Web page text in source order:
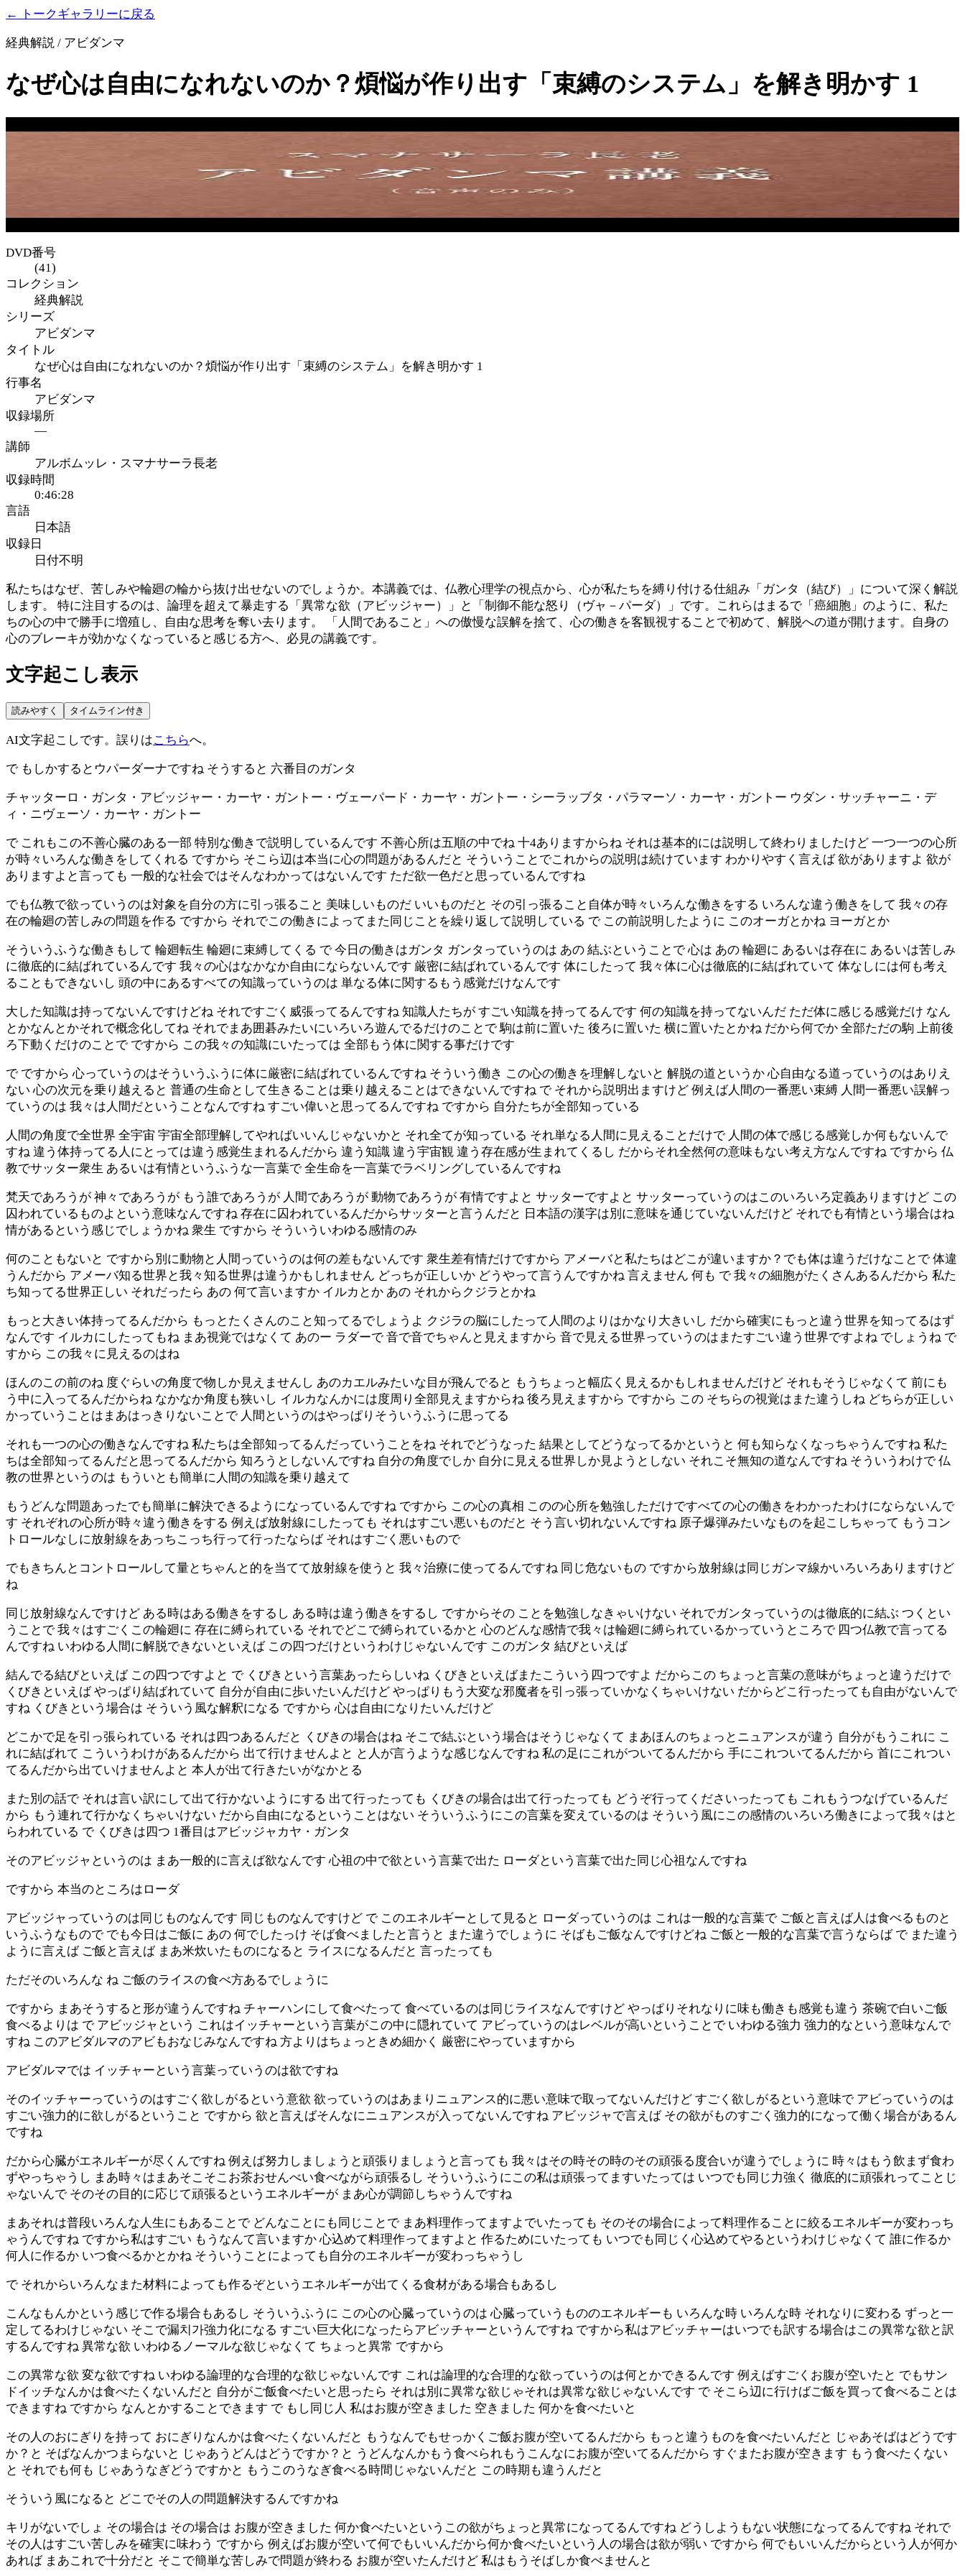
← トークギャラリーに戻る
経典解説 / アビダンマ
なぜ心は自由になれないのか？煩悩が作り出す「束縛のシステム」を解き明かす 1
DVD番号
(41)
コレクション
経典解説
シリーズ
アビダンマ
タイトル
なぜ心は自由になれないのか？煩悩が作り出す「束縛のシステム」を解き明かす 1
行事名
アビダンマ
収録場所
—
講師
アルボムッレ・スマナサーラ長老
収録時間
0:46:28
言語
日本語
収録日
日付不明
私たちはなぜ、苦しみや輪廻の輪から抜け出せないのでしょうか。本講義では、仏教心理学の視点から、心が私たちを縛り付ける仕組み「ガンタ（結び）」について深く解説
します。 特に注目するのは、論理を超えて暴走する「異常な欲（アビッジャー）」と「制御不能な怒り（ヴャ－パーダ）」です。これらはまるで「癌細胞」のように、私た
ちの心の中で勝手に増殖し、自由な思考を奪い去ります。 「人間であること」への傲慢な誤解を捨て、心の働きを客観視することで初めて、解脱への道が開けます。自身の
心のブレーキが効かなくなっていると感じる方へ、必見の講義です。
文字起こし表示
読みやすく タイムライン付き
AI文字起こしです。誤りはこちらへ。
で もしかするとウパーダーナですね そうすると 六番目のガンタ
チャッターロ・ガンタ・アビッジャー・カーヤ・ガントー・ヴェーパード・カーヤ・ガントー・シーラッブタ・パラマーソ・カーヤ・ガントー ウダン・サッチャーニ・デ
ィ・ニヴェーソ・カーヤ・ガントー
で これもこの不善心臓のある一部 特別な働きで説明しているんです 不善心所は五順の中でね 十4ありますからね それは基本的には説明して終わりましたけど 一つ一つの心所
が時々いろんな働きをしてくれる ですから そこら辺は本当に心の問題があるんだと そういうことでこれからの説明は続けています わかりやすく言えば 欲がありますよ 欲が
ありますよと言っても 一般的な社会ではそんなわかってはないんです ただ欲一色だと思っているんですね
でも仏教で欲っていうのは対象を自分の方に引っ張ること 美味しいものだ いいものだと その引っ張ること自体が時々いろんな働きをする いろんな違う働きをして 我々の存
在の輪廻の苦しみの問題を作る ですから それでこの働きによってまた同じことを繰り返して説明している で この前説明したように このオーガとかね ヨーガとか
そういうふうな働きもして 輪廻転生 輪廻に束縛してくる で 今日の働きはガンタ ガンタっていうのは あの 結ぶということで 心は あの 輪廻に あるいは存在に あるいは苦しみ
に徹底的に結ばれているんです 我々の心はなかなか自由にならないんです 厳密に結ばれているんです 体にしたって 我々体に心は徹底的に結ばれていて 体なしには何も考え
ることもできないし 頭の中にあるすべての知識っていうのは 単なる体に関するもう感覚だけなんです
大した知識は持ってないんですけどね それですごく威張ってるんですね 知識人たちが すごい知識を持ってるんです 何の知識を持ってないんだ ただ体に感じる感覚だけ なん
とかなんとかそれで概念化してね それでまあ囲碁みたいにいろいろ遊んでるだけのことで 駒は前に置いた 後ろに置いた 横に置いたとかね だから何でか 全部ただの駒 上前後
ろ下動くだけのことで ですから この我々の知識にいたっては 全部もう体に関する事だけです
で ですから 心っていうのはそういうふうに体に厳密に結ばれているんですね そういう働き この心の働きを理解しないと 解脱の道というか 心自由なる道っていうのはありえ
ない 心の次元を乗り越えると 普通の生命として生きることは乗り越えることはできないんですね で それから説明出ますけど 例えば人間の一番悪い束縛 人間一番悪い誤解っ
ていうのは 我々は人間だということなんですね すごい偉いと思ってるんですね ですから 自分たちが全部知っている
人間の角度で全世界 全宇宙 宇宙全部理解してやればいいんじゃないかと それ全てが知っている それ単なる人間に見えることだけで 人間の体で感じる感覚しか何もないんで
すね 違う体持ってる人にとっては違う感覚生まれるんだから 違う知識 違う宇宙観 違う存在感が生まれてくるし だからそれ全然何の意味もない考え方なんですね ですから 仏
教でサッター衆生 あるいは有情というふうな一言葉で 全生命を一言葉でラベリングしているんですね
梵天であろうが 神々であろうが もう誰であろうが 人間であろうが 動物であろうが 有情ですよと サッターですよと サッターっていうのはこのいろいろ定義ありますけど この
囚われているものよという意味なんですね 存在に囚われているんだからサッターと言うんだと 日本語の漢字は別に意味を通じていないんだけど それでも有情という場合はね
情があるという感じでしょうかね 衆生 ですから そういういわゆる感情のみ
何のこともないと ですから別に動物と人間っていうのは何の差もないんです 衆生差有情だけですから アメーバと私たちはどこが違いますか？でも体は違うだけなことで 体違
うんだから アメーバ知る世界と我々知る世界は違うかもしれません どっちが正しいか どうやって言うんですかね 言えません 何も で 我々の細胞がたくさんあるんだから 私た
ち知ってる世界正しい それだったら あの 何て言いますか イルカとか あの それからクジラとかね
もっと大きい体持ってるんだから もっとたくさんのこと知ってるでしょうよ クジラの脳にしたって人間のよりはかなり大きいし だから確実にもっと違う世界を知ってるはず
なんです イルカにしたってもね まあ視覚ではなくて あのー ラダーで 音で音でちゃんと見えますから 音で見える世界っていうのはまたすごい違う世界ですよね でしょうね で
すから この我々に見えるのはね
ほんのこの前のね 度ぐらいの角度で物しか見えませんし あのカエルみたいな目が飛んでると もうちょっと幅広く見えるかもしれませんだけど それもそうじゃなくて 前にも
う中に入ってるんだからね なかなか角度も狭いし イルカなんかには度周り全部見えますからね 後ろ見えますから ですから この そちらの視覚はまた違うしね どちらが正しい
かっていうことはまあはっきりないことで 人間というのはやっぱりそういうふうに思ってる
それも一つの心の働きなんですね 私たちは全部知ってるんだっていうことをね それでどうなった 結果としてどうなってるかというと 何も知らなくなっちゃうんですね 私た
ちは全部知ってるんだと思ってるんだから 知ろうとしないんですね 自分の角度でしか 自分に見える世界しか見ようとしない それこそ無知の道なんですね そういうわけで 仏
教の世界というのは もういとも簡単に人間の知識を乗り越えて
もうどんな問題あったでも簡単に解決できるようになっているんですね ですから この心の真相 このの心所を勉強しただけですべての心の働きをわかったわけにならないんで
す それぞれの心所が時々違う働きをする 例えば放射線にしたっても それはすごい悪いものだと そう言い切れないんですね 原子爆弾みたいなものを起こしちゃって もうコン
トロールなしに放射線をあっちこっち行って行ったならば それはすごく悪いもので
でもきちんとコントロールして量とちゃんと的を当てて放射線を使うと 我々治療に使ってるんですね 同じ危ないもの ですから放射線は同じガンマ線かいろいろありますけど
ね
同じ放射線なんですけど ある時はある働きをするし ある時は違う働きをするし ですからその ことを勉強しなきゃいけない それでガンタっていうのは徹底的に結ぶ つくとい
うことで 我々はすごくこの輪廻に 存在に縛られている それでどこで縛られているかと 心のどんな感情で我々は輪廻に縛られているかっていうところで 四つ仏教で言ってる
んですね いわゆる人間に解脱できないといえば この四つだけというわけじゃないんです このガンタ 結びといえば
結んでる結びといえば この四つですよと で くびきという言葉あったらしいね くびきといえばまたこういう四つですよ だからこの ちょっと言葉の意味がちょっと違うだけで
くびきといえば やっぱり結ばれていて 自分が自由に歩いたいんだけど やっぱりもう大変な邪魔者を引っ張っていかなくちゃいけない だからどこ行ったっても自由がないんで
すね くびきという場合は そういう風な解釈になる ですから 心は自由になりたいんだけど
どこかで足を引っ張られている それは四つあるんだと くびきの場合はね そこで結ぶという場合はそうじゃなくて まあほんのちょっとニュアンスが違う 自分がもうこれに こ
れに結ばれて こういうわけがあるんだから 出て行けませんよと と人が言うような感じなんですね 私の足にこれがついてるんだから 手にこれついてるんだから 首にこれつい
てるんだから出ていけませんよと 本人が出て行きたいがなかとる
また別の話で それは言い訳にして出て行かないようにする 出て行ったっても くびきの場合は出て行ったっても どうぞ行ってくださいったっても これもうつなげているんだ
から もう連れて行かなくちゃいけない だから自由になるということはない そういうふうにこの言葉を変えているのは そういう風にこの感情のいろいろ働きによって我々はと
らわれている で くびきは四つ 1番目はアビッジャカヤ・ガンタ
そのアビッジャというのは まあ一般的に言えば欲なんです 心祖の中で欲という言葉で出た ローダという言葉で出た同じ心祖なんですね
ですから 本当のところはローダ
アビッジャっていうのは同じものなんです 同じものなんですけど で このエネルギーとして見ると ローダっていうのは これは一般的な言葉で ご飯と言えば人は食べるものと
いうふうなもので でも今日はご飯に あの 何でしたっけ そば食べましたと言うと また違うでしょうに そばもご飯なんですけどね ご飯と一般的な言葉で言うならば で また違う
ように言えば ご飯と言えば まあ米炊いたものになると ライスになるんだと 言ったっても
ただそのいろんな ね ご飯のライスの食べ方あるでしょうに
ですから まあそうすると形が違うんですね チャーハンにして食べたって 食べているのは同じライスなんですけど やっぱりそれなりに味も働きも感覚も違う 茶碗で白いご飯
食べるよりは で アビッジャという これはイッチャーという言葉がこの中に隠れていて アビっていうのはレベルが高いということで いわゆる強力 強力的なという意味なんで
すね このアビダルマのアビもおなじみなんですね 方よりはちょっときめ細かく 厳密にやっていますから
アビダルマでは イッチャーという言葉っていうのは欲ですね
そのイッチャーっていうのはすごく欲しがるという意欲 欲っていうのはあまりニュアンス的に悪い意味で取ってないんだけど すごく欲しがるという意味で アビっていうのは
すごい強力的に欲しがるということ ですから 欲と言えばそんなにニュアンスが入ってないんですね アビッジャで言えば その欲がものすごく強力的になって働く場合があるん
ですね
だから心臓がエネルギーが尽くんですね 例えば努力しましょうと頑張りましょうと言っても 我々はその時その時のその頑張る度合いが違うでしょうに 時々はもう飲まず食わ
ずやっちゃうし まあ時々はまあそこそこお茶おせんべい食べながら頑張るし そういうふうにこの私は頑張ってますいたっては いつでも同じ力強く 徹底的に頑張れってことじ
ゃないんで そのその目的に応じて頑張るというエネルギーが まあ心が調節しちゃうんですね
まあそれは普段いろんな人生にもあることで どんなことにも同じことで まあ料理作ってますよでいたっても そのその場合によって料理作ることに絞るエネルギーが変わっち
ゃうんですね ですから私はすごい もうなんて言いますか 心込めて料理作ってますよと 作るためにいたっても いつでも同じく心込めてやるというわけじゃなくて 誰に作るか
何人に作るか いつ食べるかとかね そういうことによっても自分のエネルギーが変わっちゃうし
で それからいろんなまた材料によっても作るぞというエネルギーが出てくる食材がある場合もあるし
こんなもんかという感じで作る場合もあるし そういうふうに この心の心臓っていうのは 心臓っていうもののエネルギーも いろんな時 いろんな時 それなりに変わる ずっと一
定してるわけじゃない そこで漏치가強力化になる すごい巨大化になったらアビッチャーというんですね ですから私はアビッチャーはいつでも訳する場合はこの異常な欲と訳
するんですね 異常な欲 いわゆるノーマルな欲じゃなくて ちょっと異常 ですから
この異常な欲 変な欲ですね いわゆる論理的な合理的な欲じゃないんです これは論理的な合理的な欲っていうのは何とかできるんです 例えばすごくお腹が空いたと でもサン
ドイッチなんかは食べたくないんだと 自分がご飯食べたいと思ったら それは別に異常な欲じゃそれは異常な欲じゃないんです で そこら辺に行けばご飯を買って食べることは
できますね ですから なんとかすることできます で もし同じ人 私はお腹が空きました 空きました 何かを食べたいと
その人のおにぎりを持って おにぎりなんかは食べたくないんだと もうなんでもせっかくご飯お腹が空いてるんだから もっと違うものを食べたいんだと じゃあそばはどうです
か？と そばなんかつまらないと じゃあうどんはどうですか？と うどんなんかもう食べられもうこんなにお腹が空いてるんだから すぐまたお腹が空きます もう食べたくない
と それでも何も じゃあうなぎどうですかと もうこのうなぎ食べる時間じゃないんだと この時期も違うんだと
そういう風になると どこでその人の問題解決するんですかね
キリがないでしょ その場合は その場合は お腹が空きました 何か食べたいというこの欲がちょっと異常になってるんですね どうしようもない状態になってるんですね それで
その人はすごい苦しみを確実に味わう ですから 例えばお腹が空いて何でもいいんだから何か食べたいという人の場合は欲が弱い ですから 何でもいいんだからという人が何か
あれば まあこれで十分だと そこで簡単な苦しみで問題が終わる お腹が空いたんだけど 私はもうそばしか食べませんと